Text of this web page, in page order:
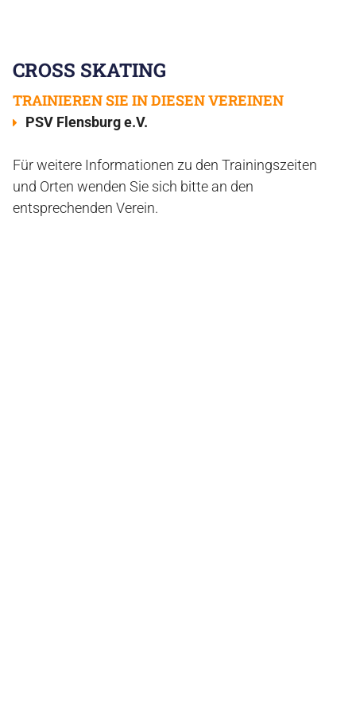
CROSS SKATING
TRAINIEREN SIE IN DIESEN VEREINEN
PSV Flensburg e.V.
Für weitere Informationen zu den Trainingszeiten
und Orten wenden Sie sich bitte an den
entsprechenden Verein.